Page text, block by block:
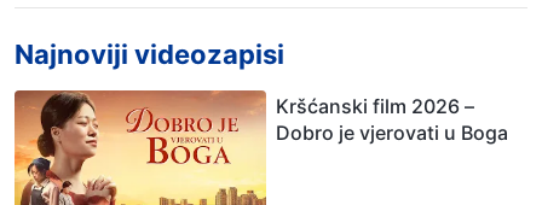
Najnoviji videozapisi
Kršćanski film 2026 –
Dobro je vjerovati u Boga